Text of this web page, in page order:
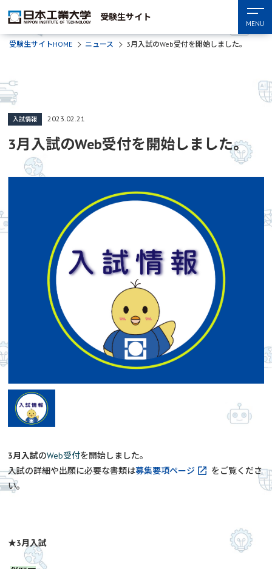
受験生サイト
MENU
受験生サイトHOME ニュース 3月入試のWeb受付を開始しました。
3月入試のWeb受付を開始しました。
入試情報 2023.02.21
3月入試のWeb受付を開始しました。
入試の詳細や出願に必要な書類は募集要項ページ
をご覧くださ
い。
★3月入試